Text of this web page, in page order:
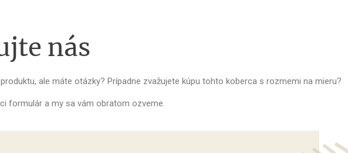
nás
ale máte otázky? Prípadne zvažujete kúpu tohto koberca s rozmemi na mieru?
formulár a my sa vám obratom ozveme.